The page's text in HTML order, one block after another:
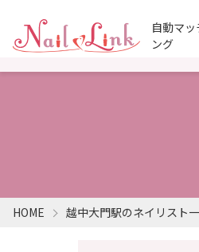
自動マッ
ング
HOME 越中大門駅のネイリスト